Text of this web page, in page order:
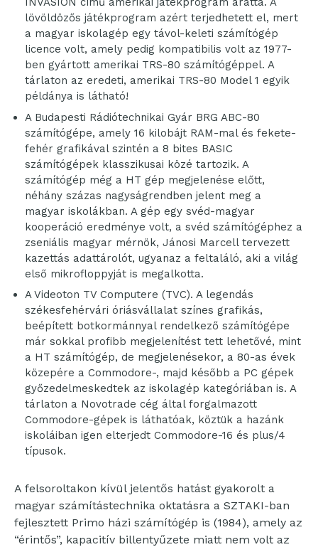
lövöldözős játékprogram azért terjedhetett el, mert
a magyar iskolagép egy távol-keleti számítógép
licence volt, amely pedig kompatibilis volt az 1977-
ben gyártott amerikai TRS-80 számítógéppel. A
tárlaton az eredeti, amerikai TRS-80 Model 1 egyik
példánya is látható!
A Budapesti Rádiótechnikai Gyár BRG ABC-80
számítógépe, amely 16 kilobájt RAM-mal és fekete-
fehér grafikával szintén a 8 bites BASIC
számítógépek klasszikusai közé tartozik. A
számítógép még a HT gép megjelenése előtt,
néhány százas nagyságrendben jelent meg a
magyar iskolákban. A gép egy svéd-magyar
kooperáció eredménye volt, a svéd számítógéphez a
zseniális magyar mérnök, Jánosi Marcell tervezett
kazettás adattárolót, ugyanaz a feltaláló, aki a világ
első mikrofloppyját is megalkotta.
A Videoton TV Computere (TVC). A legendás
székesfehérvári óriásvállalat színes grafikás,
beépített botkormánnyal rendelkező számítógépe
már sokkal profibb megjelenítést tett lehetővé, mint
a HT számítógép, de megjelenésekor, a 80-as évek
közepére a Commodore-, majd később a PC gépek
győzedelmeskedtek az iskolagép kategóriában is. A
tárlaton a Novotrade cég által forgalmazott
Commodore-gépek is láthatóak, köztük a hazánk
iskoláiban igen elterjedt Commodore-16 és plus/4
típusok.
A felsoroltakon kívül jelentős hatást gyakorolt a
magyar számítástechnika oktatásra a SZTAKI-ban
fejlesztett Primo házi számítógép is (1984), amely az
“érintős”, kapacitív billentyűzete miatt nem volt az